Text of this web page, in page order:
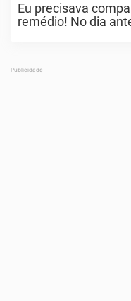
Eu precisava
remédio! No dia